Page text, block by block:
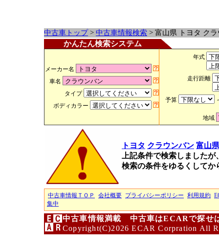
中古車トップ> 中古車情報検索 > 富山県 トヨタ ク
かんたん検索システム
メーカー名
車名
タイプ
ボディカラー
年式
走行距離
予算
地域
トヨタ クラウンバン 富山県
上記条件で検索しました
検索の条件をゆるくして
中古車情報ＴＯＰ 会社概要 プライバシーポリシー 利用規約
集中
中古車情報満載 中古車はECARで探せ
Copyright(C)2026 ECAR Corpration All